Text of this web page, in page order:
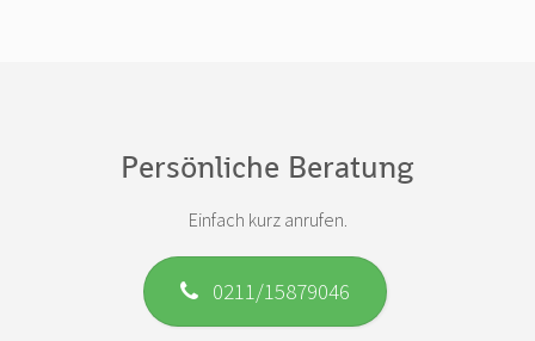
Persönliche Beratung
Einfach kurz anrufen.
0211/15879046